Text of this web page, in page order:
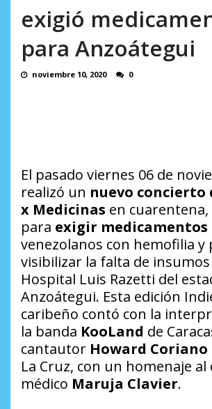
AGOSTO 6, 2026
exigió
para Anzoátegui
noviembre 10, 2020 0
El pasado viernes 06 de
realizó un nuevo concierto
x Medicinas en cuarentena,
para exigir medicamentos
venezolanos con hemofilia y
visibilizar la falta de insumos
Hospital Luis Razetti del
Anzoátegui. Esta edición
caribeño contó con la
la banda KooLand de
cantautor Howard Coriano
La Cruz, con un homenaje al
médico Maruja Clavier.